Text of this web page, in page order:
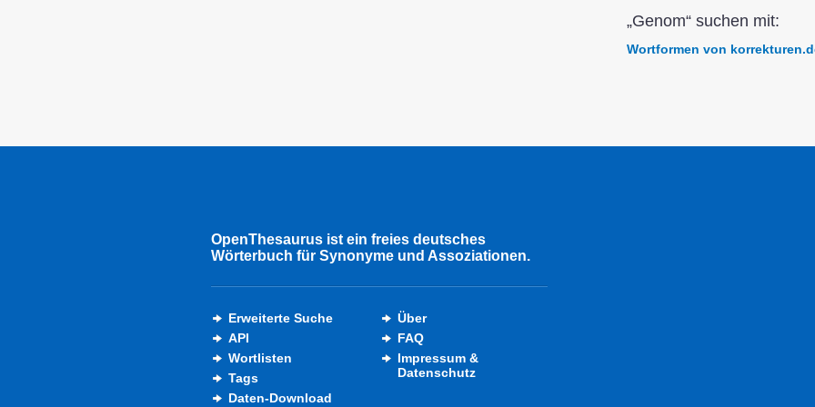
„Genom“ suchen mit:
Wortformen von
OpenThesaurus ist ein freies deutsches
Wörterbuch für Synonyme und Assoziationen.
Erweiterte Suche
API
Wortlisten
Tags
Daten-Download
Über
FAQ
Impressum &
Datenschutz